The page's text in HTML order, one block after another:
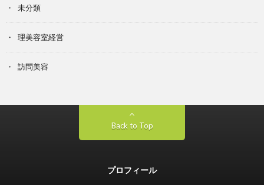
未分類
理美容室経営
訪問美容
Back to Top
プロフィール